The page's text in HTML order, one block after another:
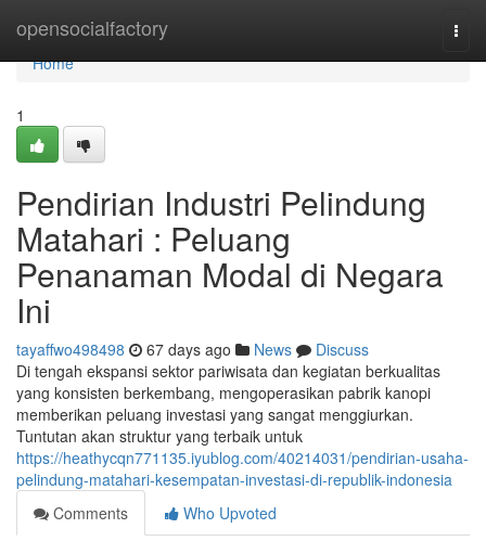
opensocialfactory
Home
Home
1
Pendirian Industri Pelindung
Matahari : Peluang
Penanaman Modal di Negara
Ini
tayaffwo498498 67 days ago News
Discuss
Di tengah ekspansi sektor pariwisata dan kegiatan berkualitas
yang konsisten berkembang, mengoperasikan pabrik kanopi
memberikan peluang investasi yang sangat menggiurkan.
Tuntutan akan struktur yang terbaik untuk
https://heathycqn771135.iyublog.com/40214031/pendirian-usaha-
pelindung-matahari-kesempatan-investasi-di-republik-indonesia
Comments
Who Upvoted